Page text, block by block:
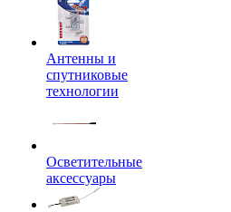
Антенны и
спутниковые
технологии
Осветительные
аксессуары